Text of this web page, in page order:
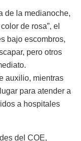
de la medianoche,
de rosa”, el
bajo escombros,
pero otros
auxilio, mientras
para atender a
a hospitales
del COE,